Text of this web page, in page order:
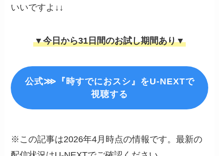
いいですよ↓↓
▼今日から31日間のお試し期間あり▼
公式⋙『時すでにおスシ』をU-NEXTで
視聴する
※この記事は2026年4月時点の情報です。最新の